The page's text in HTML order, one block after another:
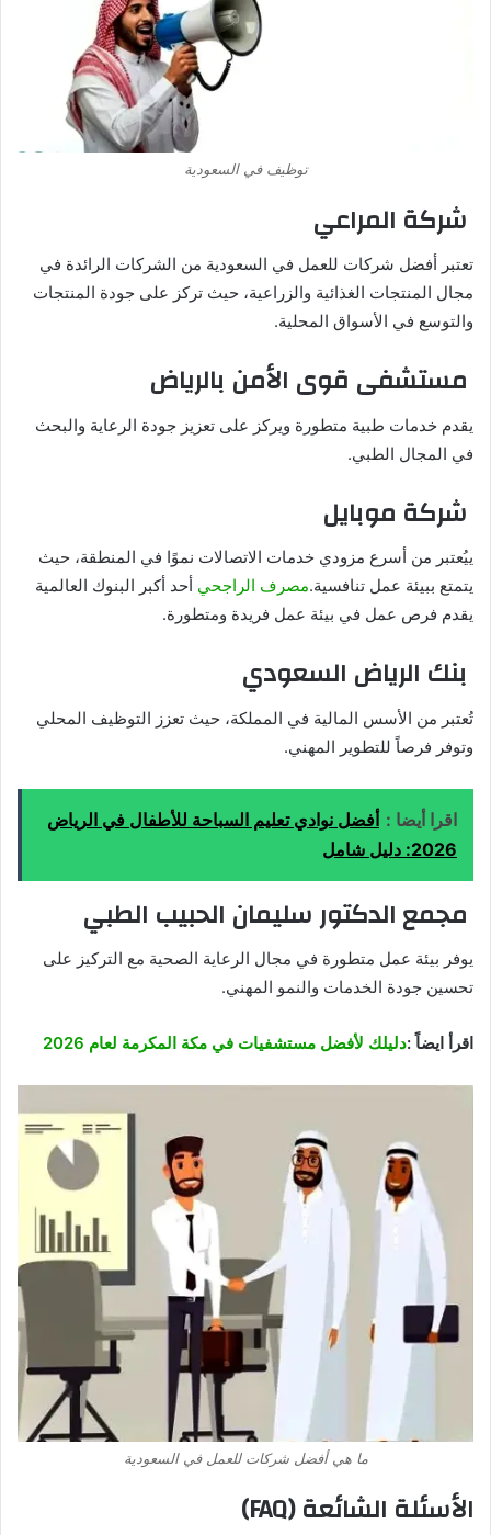
توظيف في السعودية
شركة المراعي
تعتبر أفضل شركات للعمل في السعودية من الشركات الرائدة في
مجال المنتجات الغذائية والزراعية، حيث تركز على جودة المنتجات
والتوسع في الأسواق المحلية.
مستشفى قوى الأمن بالرياض
يقدم خدمات طبية متطورة ويركز على تعزيز جودة الرعاية والبحث
في المجال الطبي.
شركة موبايل
ييُعتبر من أسرع مزودي خدمات الاتصالات نموًا في المنطقة، حيث
يتمتع ببيئة عمل تنافسية.مصرف الراجحي أحد أكبر البنوك العالمية
يقدم فرص عمل في بيئة عمل فريدة ومتطورة.
بنك الرياض السعودي
تُعتبر من الأسس المالية في المملكة، حيث تعزز التوظيف المحلي
وتوفر فرصاً للتطوير المهني.
اقرا أيضا : أفضل نوادي تعليم السباحة للأطفال في الرياض
2026: دليل شامل
مجمع الدكتور سليمان الحبيب الطبي
يوفر بيئة عمل متطورة في مجال الرعاية الصحية مع التركيز على
تحسين جودة الخدمات والنمو المهني.
اقرأ ايضاً :دليلك لأفضل مستشفيات في مكة المكرمة لعام 2026
ما هي أفضل شركات للعمل في السعودية
الأسئلة الشائعة (FAQ)